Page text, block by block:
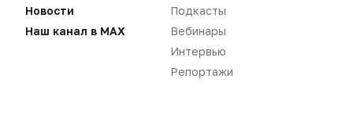
Новости
Регуляторика
Репортажи
Вебинары
Подкасты
Новости
Наш канал в MAX
Подкасты
Вебинары
Интервью
Репортажи